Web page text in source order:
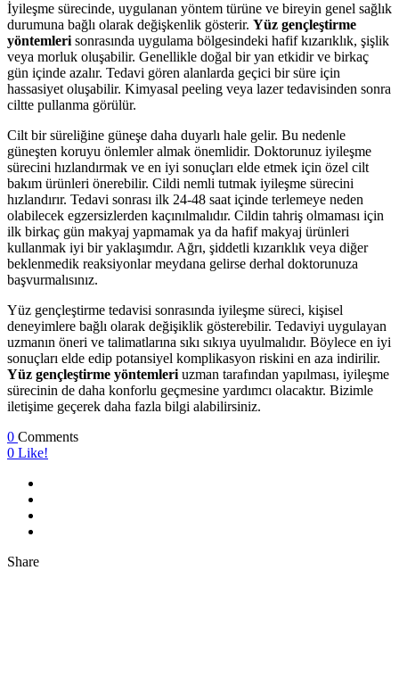
İyileşme sürecinde, uygulanan yöntem türüne ve bireyin genel sağlık
durumuna bağlı olarak değişkenlik gösterir. Yüz gençleştirme
yöntemleri sonrasında uygulama bölgesindeki hafif kızarıklık, şişlik
veya morluk oluşabilir. Genellikle doğal bir yan etkidir ve birkaç
gün içinde azalır. Tedavi gören alanlarda geçici bir süre için
hassasiyet oluşabilir. Kimyasal peeling veya lazer tedavisinden sonra
ciltte pullanma görülür.
Cilt bir süreliğine güneşe daha duyarlı hale gelir. Bu nedenle
güneşten koruyu önlemler almak önemlidir. Doktorunuz iyileşme
sürecini hızlandırmak ve en iyi sonuçları elde etmek için özel cilt
bakım ürünleri önerebilir. Cildi nemli tutmak iyileşme sürecini
hızlandırır. Tedavi sonrası ilk 24-48 saat içinde terlemeye neden
olabilecek egzersizlerden kaçınılmalıdır. Cildin tahriş olmaması için
ilk birkaç gün makyaj yapmamak ya da hafif makyaj ürünleri
kullanmak iyi bir yaklaşımdır. Ağrı, şiddetli kızarıklık veya diğer
beklenmedik reaksiyonlar meydana gelirse derhal doktorunuza
başvurmalısınız.
Yüz gençleştirme tedavisi sonrasında iyileşme süreci, kişisel
deneyimlere bağlı olarak değişiklik gösterebilir. Tedaviyi uygulayan
uzmanın öneri ve talimatlarına sıkı sıkıya uyulmalıdır. Böylece en iyi
sonuçları elde edip potansiyel komplikasyon riskini en aza indirilir.
Yüz gençleştirme yöntemleri uzman tarafından yapılması, iyileşme
sürecinin de daha konforlu geçmesine yardımcı olacaktır. Bizimle
iletişime geçerek daha fazla bilgi alabilirsiniz.
0 Comments
0 Like!
Share